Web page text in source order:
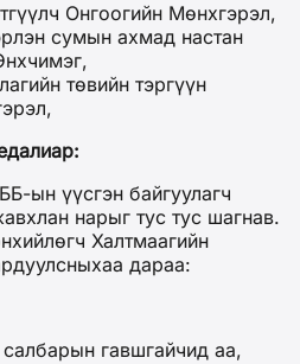
Онгоогийн Мөнхгэрэл,
сумын ахмад настан
төвийн тэргүүн
ын үүсгэн байгуулагч
нарыг тус тус шагнав.
Халтмаагийн
дараа:
гавшгайчид аа,